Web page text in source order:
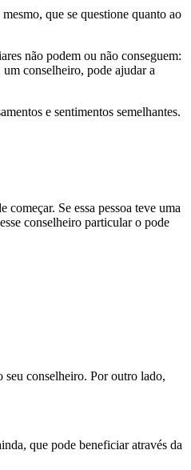
que se questione quanto ao
não podem ou não conseguem:
conselheiro, pode ajudar a
e sentimentos semelhantes.
Se essa pessoa teve uma
conselheiro particular o pode
seu conselheiro. Por outro lado,
que pode beneficiar através da